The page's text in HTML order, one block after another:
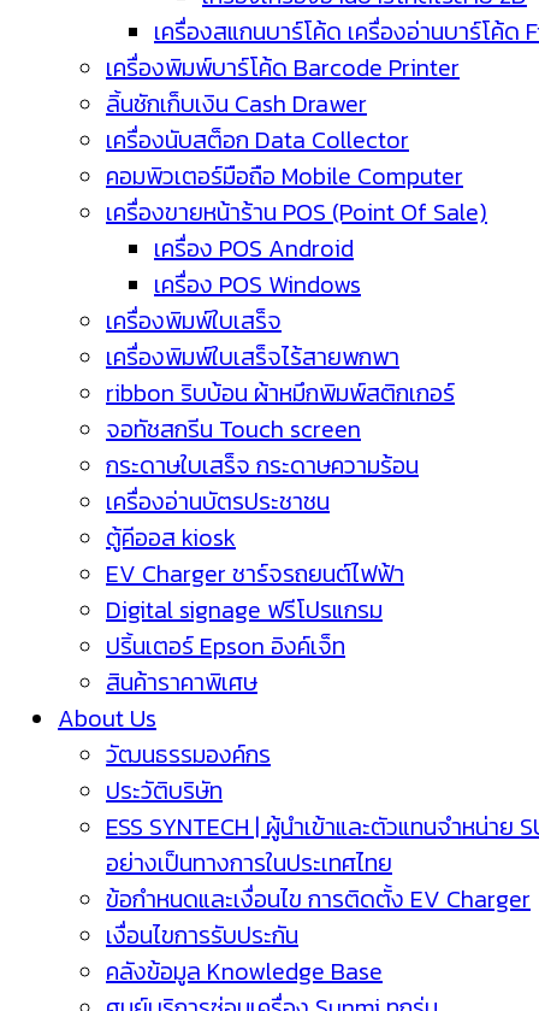
เครื่องสแกนบาร์โค้ด เครื่องอ่านบาร์โค้ด
เครื่องพิมพ์บาร์โค้ด Barcode Printer
ลิ้นชักเก็บเงิน Cash Drawer
เครื่องนับสต็อก Data Collector
คอมพิวเตอร์มือถือ Mobile Computer
เครื่องขายหน้าร้าน POS (Point Of Sale)
เครื่อง POS Android
เครื่อง POS Windows
เครื่องพิมพ์ใบเสร็จ
เครื่องพิมพ์ใบเสร็จไร้สายพกพา
ribbon ริบบ้อน ผ้าหมึกพิมพ์สติกเกอร์
จอทัชสกรีน Touch screen
กระดาษใบเสร็จ กระดาษความร้อน
เครื่องอ่านบัตรประชาชน
ตู้คีออส kiosk
EV Charger ชาร์จรถยนต์ไฟฟ้า
Digital signage ฟรีโปรแกรม
ปริ้นเตอร์ Epson อิงค์เจ็ท
สินค้าราคาพิเศษ
About Us
วัฒนธรรมองค์กร
ประวัติบริษัท
ESS SYNTECH | ผู้นำเข้าและตัวแทนจำหน่าย
อย่างเป็นทางการในประเทศไทย
ข้อกำหนดและเงื่อนไข การติดตั้ง EV Charger
เงื่อนไขการรับประกัน
คลังข้อมูล Knowledge Base